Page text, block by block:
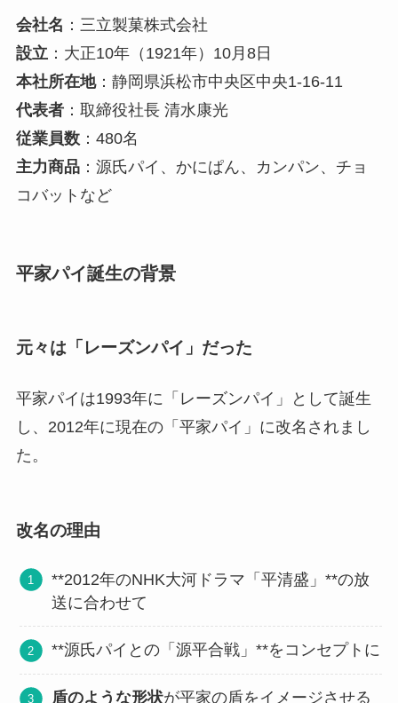
会社名 ：三立製菓株式会社
設立：大正10年（1921年）10月8日
本社所在地：静岡県浜松市中央区中央1-16-11
代表者：取締役社長 清水康光
従業員数：480名
主力商品：源氏パイ、かにぱん、カンパン、チョ
コバットなど
平家パイ誕生の背景
元々は「レーズンパイ」だった
平家パイは1993年に「レーズンパイ」として誕生
し、2012年に現在の「平家パイ」に改名されまし
た。
改名の理由
**2012年のNHK大河ドラマ「平清盛」**の放
送に合わせて
**源氏パイとの「源平合戦」**をコンセプトに
盾のような形状が平家の盾をイメージさせる